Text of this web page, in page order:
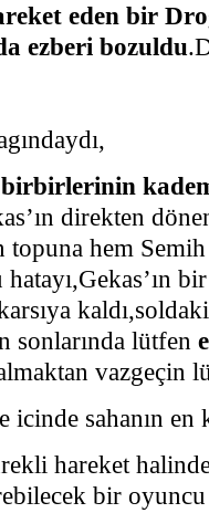
eden bir
ezberi bozuldu
birbirlerinin
direkten
topuna hem
sonlarında lütfen
vazgeçin
icinde sahanın
hareket
bir